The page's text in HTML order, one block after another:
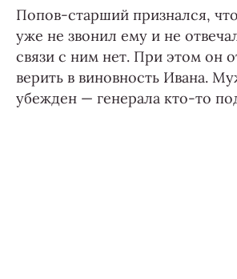
Попов-старший признался,
уже не звонил ему и не
связи с ним нет. При этом он
верить в виновность Ивана.
убежден — генерала кто-то